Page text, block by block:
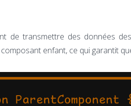
de transmettre des données
enfant, ce qui garantit